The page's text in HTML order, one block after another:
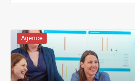
Agence